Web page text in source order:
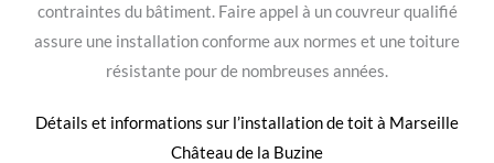
contraintes du bâtiment. Faire appel à un couvreur qualifié
assure une installation conforme aux normes et une toiture
résistante pour de nombreuses années.
Détails et informations sur l’installation de toit à Marseille
Château de la Buzine